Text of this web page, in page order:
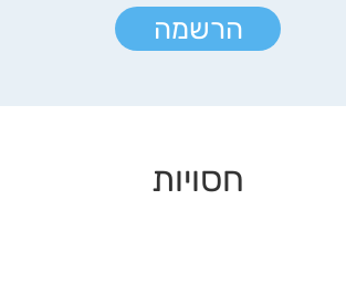
הרשמה
חסויות